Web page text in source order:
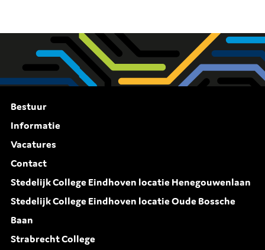
Bestuur
Informatie
Vacatures
Contact
Stedelijk College Eindhoven locatie Henegouwenlaan
Stedelijk College Eindhoven locatie Oude Bossche
Baan
Strabrecht College